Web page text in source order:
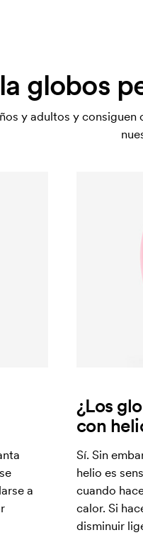
globos
y adultos y
a
¿Los
con
Sí. Sin
helio es
cuando
calor. Si
disminuir